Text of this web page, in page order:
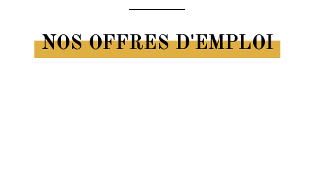
NOS OFFRES D'EMPLOI